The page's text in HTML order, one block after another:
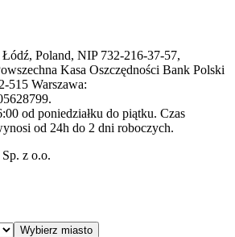
Poland, NIP 732-216-37-57,
Kasa Oszczędności Bank Polski
515 Warszawa:
od poniedziałku do piątku. Czas
od 24h do 2 dni roboczych.
z o.o.